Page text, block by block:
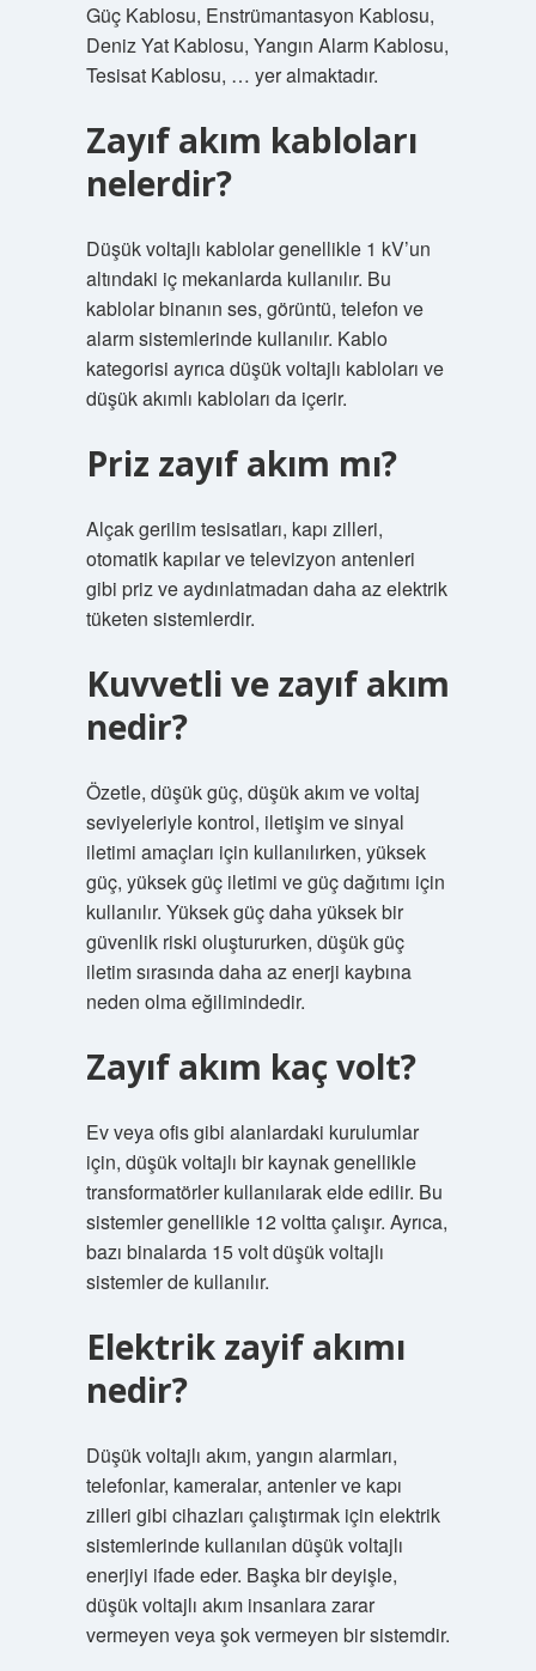
Güç Kablosu, Enstrümantasyon Kablosu,
Deniz Yat Kablosu, Yangın Alarm Kablosu,
Tesisat Kablosu, … yer almaktadır.
Zayıf akım kabloları
nelerdir?
Düşük voltajlı kablolar genellikle 1 kV’un
altındaki iç mekanlarda kullanılır. Bu
kablolar binanın ses, görüntü, telefon ve
alarm sistemlerinde kullanılır. Kablo
kategorisi ayrıca düşük voltajlı kabloları ve
düşük akımlı kabloları da içerir.
Priz zayıf akım mı?
Alçak gerilim tesisatları, kapı zilleri,
otomatik kapılar ve televizyon antenleri
gibi priz ve aydınlatmadan daha az elektrik
tüketen sistemlerdir.
Kuvvetli ve zayıf akım
nedir?
Özetle, düşük güç, düşük akım ve voltaj
seviyeleriyle kontrol, iletişim ve sinyal
iletimi amaçları için kullanılırken, yüksek
güç, yüksek güç iletimi ve güç dağıtımı için
kullanılır. Yüksek güç daha yüksek bir
güvenlik riski oluştururken, düşük güç
iletim sırasında daha az enerji kaybına
neden olma eğilimindedir.
Zayıf akım kaç volt?
Ev veya ofis gibi alanlardaki kurulumlar
için, düşük voltajlı bir kaynak genellikle
transformatörler kullanılarak elde edilir. Bu
sistemler genellikle 12 voltta çalışır. Ayrıca,
bazı binalarda 15 volt düşük voltajlı
sistemler de kullanılır.
Elektrik zayif akımı
nedir?
Düşük voltajlı akım, yangın alarmları,
telefonlar, kameralar, antenler ve kapı
zilleri gibi cihazları çalıştırmak için elektrik
sistemlerinde kullanılan düşük voltajlı
enerjiyi ifade eder. Başka bir deyişle,
düşük voltajlı akım insanlara zarar
vermeyen veya şok vermeyen bir sistemdir.